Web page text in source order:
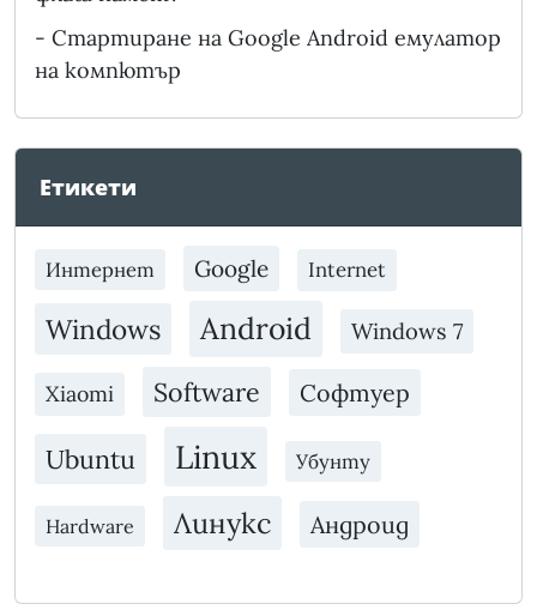
- Стартиране на Google Android емулатор
на компютър
Етикети
Интернет Google Internet
Windows Android Windows 7
Xiaomi Software Софтуер
Ubuntu Linux Убунту
Hardware Линукс Андроид